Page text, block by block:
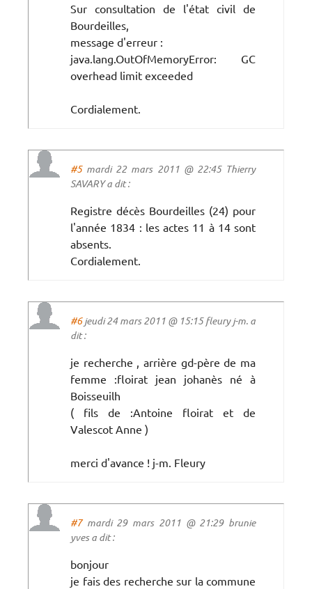
Sur consultation de l'état civil de
Bourdeilles,
message d'erreur :
java.lang.OutOfMemoryError: GC
overhead limit exceeded
Cordialement.
#5mardi 22 mars 2011 @ 22:45 Thierry
SAVARY a dit :
Registre décès Bourdeilles (24) pour
l'année 1834 : les actes 11 à 14 sont
absents.
Cordialement.
#6jeudi 24 mars 2011 @ 15:15 fleury j-m. a
dit :
je recherche , arrière gd-père de ma
femme :floirat jean johanès né à
Boisseuilh
( fils de :Antoine floirat et de
Valescot Anne )
merci d'avance ! j-m. Fleury
#7mardi 29 mars 2011 @ 21:29 brunie
yves a dit :
bonjour
je fais des recherche sur la commune